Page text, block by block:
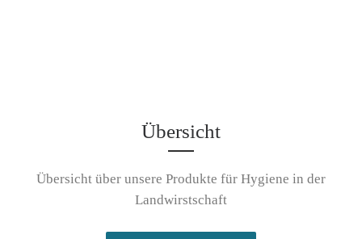
Übersicht
Übersicht über unsere Produkte für Hygiene in der
Landwirstschaft